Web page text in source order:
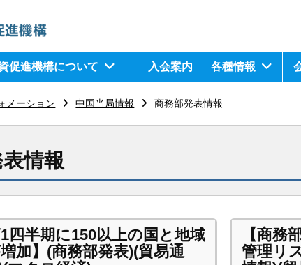
促進機構について 入会案内 各種情報
メーション 中国当局情報 商務部発表情報
情報
1四半期に150以上の国と地域
加】(商務部発表)(貿易通
【商務
管理リ